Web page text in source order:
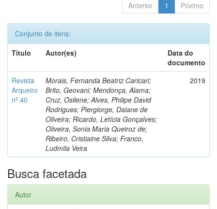
Anterior 1 Póximo
Conjunto de itens:
Título
Autor(es)
Data do
documento
Revista
Arqueiro
nº 40
Morais, Fernanda Beatriz Caricari;
Brito, Geovani; Mendonça, Alama;
Cruz, Osilene; Alves, Philipe David
Rodrigues; Piergiorge, Daiane de
Oliveira; Ricardo, Letícia Gonçalves;
Oliveira, Sonia Maria Queiroz de;
Ribeiro, Cristiaine Silva; Franco,
Ludmila Veira
2019
Busca facetada
Autor